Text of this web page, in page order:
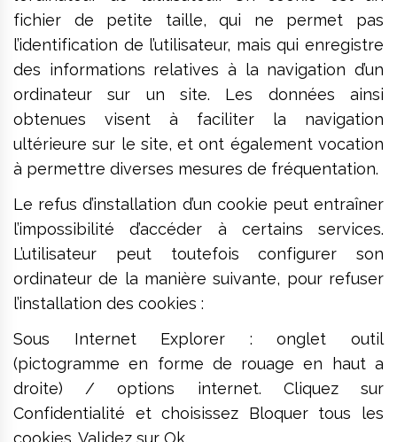
fichier de petite taille, qui ne permet pas
l’identification de l’utilisateur, mais qui enregistre
des informations relatives à la navigation d’un
ordinateur sur un site. Les données ainsi
obtenues visent à faciliter la navigation
ultérieure sur le site, et ont également vocation
à permettre diverses mesures de fréquentation.
Le refus d’installation d’un cookie peut entraîner
l’impossibilité d’accéder à certains services.
L’utilisateur peut toutefois configurer son
ordinateur de la manière suivante, pour refuser
l’installation des cookies :
Sous Internet Explorer : onglet outil
(pictogramme en forme de rouage en haut a
droite) / options internet. Cliquez sur
Confidentialité et choisissez Bloquer tous les
cookies. Validez sur Ok.